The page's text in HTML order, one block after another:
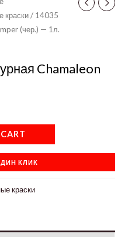
краски/ 14035
(чер.) — 1л.
Chamaleon
КЛИК
краски